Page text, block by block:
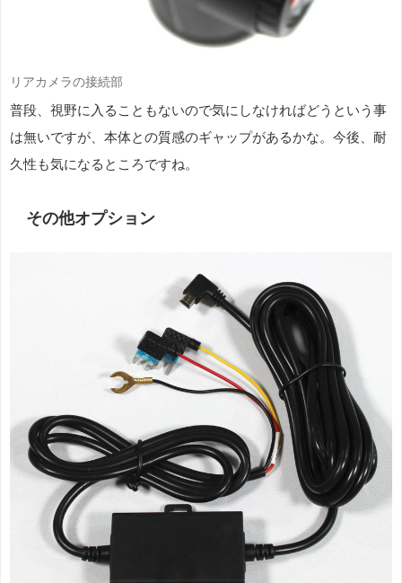
リアカメラの接続部
普段、視野に入ることもないので気にしなければどうという事
は無いですが、本体との質感のギャップがあるかな。今後、耐
久性も気になるところですね。
その他オプション